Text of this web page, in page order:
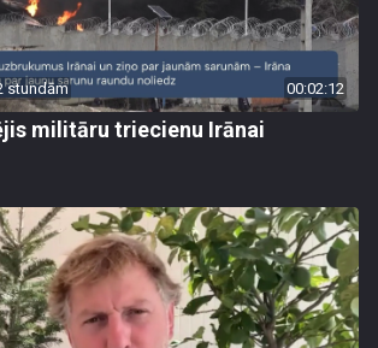
stundām 00:02:12
militāru triecienu Irānai